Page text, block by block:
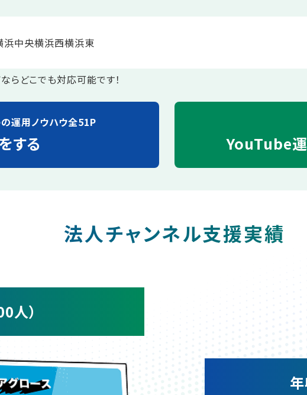
浜中央横浜西横浜東
らどこでも対応可能です！
運用ノウハウ全51P
する YouTube
法人チャンネル支援実績
人）